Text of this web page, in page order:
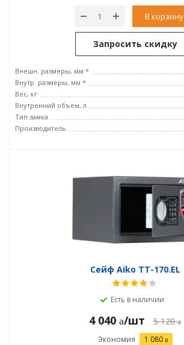
В корзину
Запросить скидку
Внешн. размеры, мм *
Внутр. размеры, мм *
Вес, кг
Внутренний объем, л
Тип замка
Производитель
Сейф Aiko ТТ-170.EL
Есть в наличии
4 040 /шт 5 120
Экономия 1 080